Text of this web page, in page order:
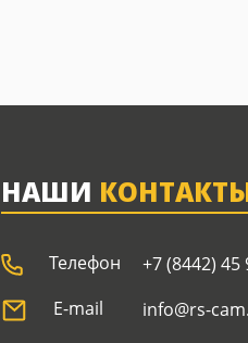
НАШИ
Телефон +7 (8442) 45
E-mail
info@rs-